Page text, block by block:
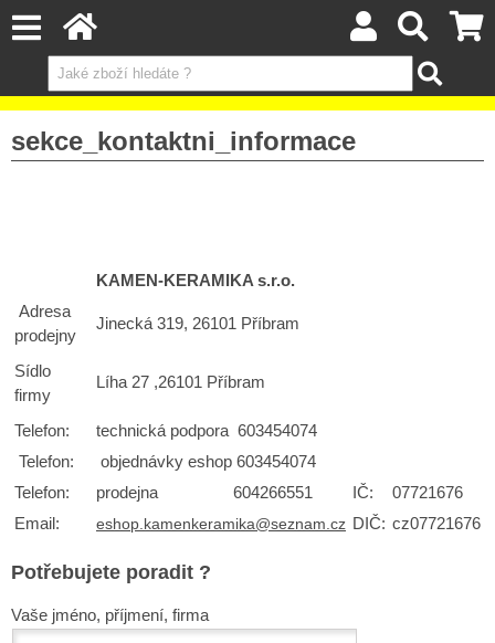
sekce_kontaktni_informace
KAMEN-KERAMIKA s.r.o.
Adresa
prodejny
Jinecká 319, 26101 Příbram
Sídlo
firmy
Líha 27 ,26101 Příbram
Telefon:
technická podpora 603454074
Telefon:
objednávky eshop 603454074
Telefon:
prodejna 604266551 IČ:
07721676
Email:
eshop.kamenkeramika@seznam.cz DIČ: cz07721676
Potřebujete poradit ?
Vaše jméno, příjmení, firma